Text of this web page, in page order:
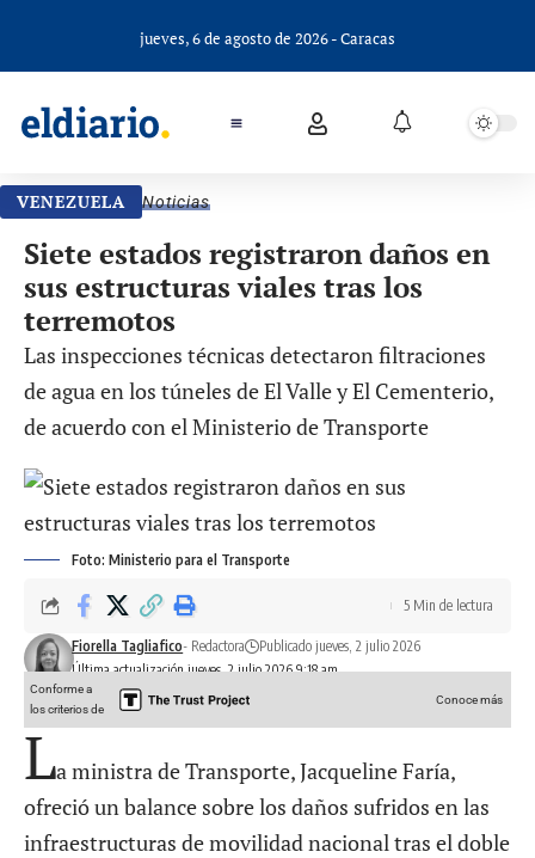
jueves, 6 de agosto de 2026 - Caracas
VENEZUELA Noticias
Siete estados registraron daños en
sus estructuras viales tras los
terremotos
Las inspecciones técnicas detectaron filtraciones
de agua en los túneles de El Valle y El Cementerio,
de acuerdo con el Ministerio de Transporte
Foto: Ministerio para el Transporte
Última actualización jueves, 2 julio 2026 9:18 am
Fiorella Tagliafico- Redactora Publicado jueves, 2 julio 2026
5 Min de lectura
Conforme a
los criterios de
Conoce más
La ministra de Transporte, Jacqueline Faría,
ofreció un balance sobre los daños sufridos en las
infraestructuras de movilidad nacional tras el doble